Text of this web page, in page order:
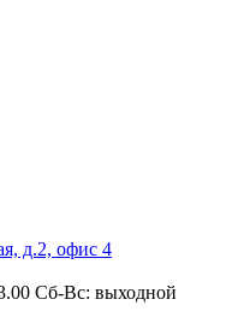
д.2, офис 4
Сб-Вс: выходной